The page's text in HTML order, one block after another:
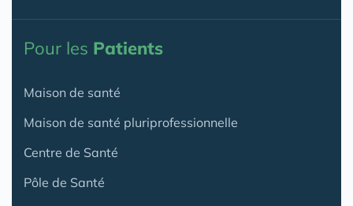
Pour les Patients
Maison de santé
Maison de santé pluriprofessionnelle
Centre de Santé
Pôle de Santé